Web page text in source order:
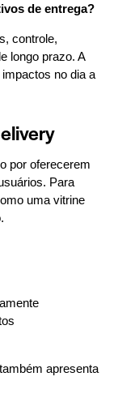
de entrega?
controle,
longo prazo. A
no dia a
por oferecerem
Para
uma vitrine
apresenta